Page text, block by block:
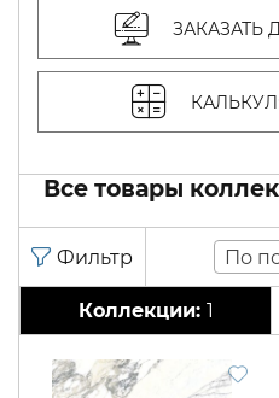
ЗАКАЗАТЬ
Все товары
По
1